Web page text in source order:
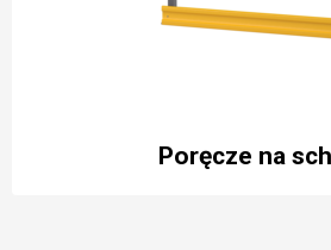
Poręcze na